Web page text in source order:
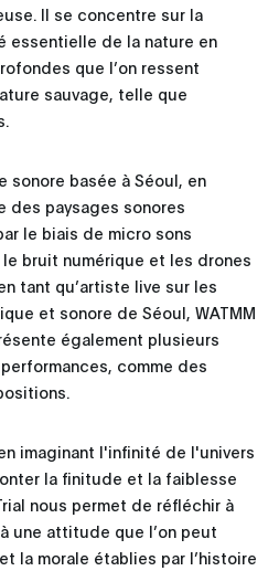
Il se concentre sur la
essentielle de la nature en
que l’on ressent
sauvage, telle que
sonore basée à Séoul, en
des paysages sonores
le biais de micro sons
bruit numérique et les drones
tant qu’artiste live sur les
et sonore de Séoul, WATMM
également plusieurs
comme des
imaginant l'infinité de l'univers
la finitude et la faiblesse
nous permet de réfléchir à
une attitude que l’on peut
la morale établies par l’histoire